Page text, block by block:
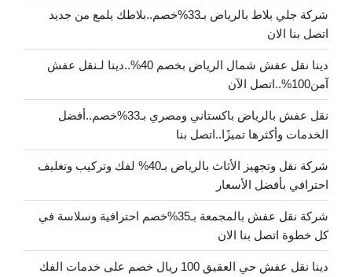
شركة جلي بلاط بالرياض بـ33%خصم..بلاطك يلمع من جديد
اتصل بنا الان
دينا نقل عفش شمال الرياض بخصم 40%..دينا لـنقل عفش
آمن100%..اتصل الآن
نقل عفش بالرياض باكستاني ومصري بـ33%خصم..أفضل
الخدمات وأكثرها تميزًا..اتصل بنا
شركة نقل وتجهيز الأثاث بالرياض بـ40% لفك وتركيب وتغليف
احترافي بأفضل الأسعار
شركة نقل عفش بالمجمعة بـ35%خصم احترافية وسلاسة في
كل خطوة اتصل بنا الان
دينا نقل عفش حي العقيق 100 ريال خصم على خدمات الفك